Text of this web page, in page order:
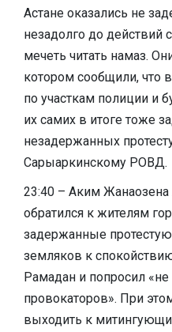
Астане оказались не
незадолго до действий
мечеть читать намаз.
котором сообщили, что
по участкам полиции и
их самих в итоге тоже
незадержанных
Сарыаркинскому РОВД.
23:40 – Аким Жанаозена
обратился к жителям
задержанные
земляков к
Рамадан и попросил
провокаторов». При
выходить к